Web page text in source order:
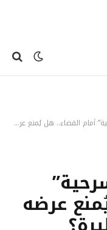
هل يُمنع عرضه بسبب مخالفات خطيرة؟
عرضه